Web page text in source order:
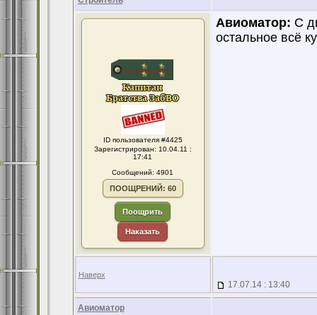
ID пользователя #4425
Зарегистрирован: 10.04.11 :
17:41
Сообщений: 4901
ПООЩРЕНИЙ: 60
Поощрить
Наказать
Авиоматор: С
остальное всё
Наверх
17.07.14 : 13:40
Авиоматор